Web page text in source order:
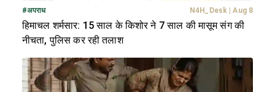
#अपराध N4H_Desk | Aug 8
हिमाचल शर्मसार: 15 साल के किशोर ने 7 साल की मासूम संग की
नीचता, पुलिस कर रही तलाश